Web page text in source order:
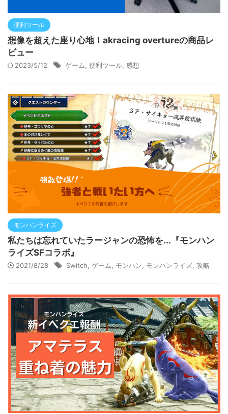
便利ツール
想像を超えた座り心地！akracing overtureの商品レ
ビュー
2023/5/12 ゲーム, 便利ツール, 感想
モンハンライズ
私たちは忘れていたラージャンの恐怖を...『モンハン
ライズSFコラボ』
2021/8/28 Switch ゲーム モンハン モンハンライズ 攻略